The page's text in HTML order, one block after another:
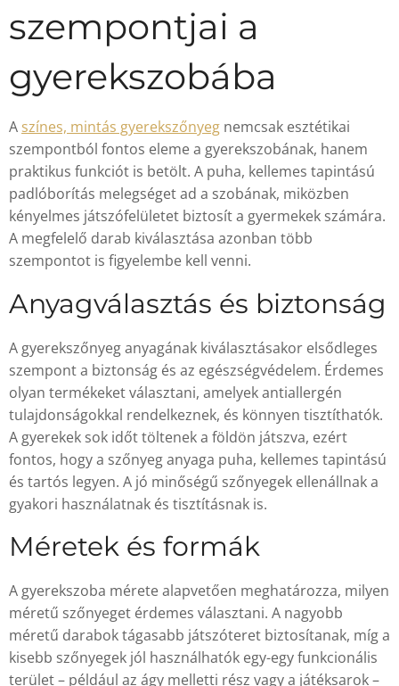
szempontjai a
gyerekszobába
A színes, mintás gyerekszőnyeg nemcsak esztétikai
szempontból fontos eleme a gyerekszobának, hanem
praktikus funkciót is betölt. A puha, kellemes tapintású
padlóborítás melegséget ad a szobának, miközben
kényelmes játszófelületet biztosít a gyermekek számára.
A megfelelő darab kiválasztása azonban több
szempontot is figyelembe kell venni.
Anyagválasztás és biztonság
A gyerekszőnyeg anyagának kiválasztásakor elsődleges
szempont a biztonság és az egészségvédelem. Érdemes
olyan termékeket választani, amelyek antiallergén
tulajdonságokkal rendelkeznek, és könnyen tisztíthatók.
A gyerekek sok időt töltenek a földön játszva, ezért
fontos, hogy a szőnyeg anyaga puha, kellemes tapintású
és tartós legyen. A jó minőségű szőnyegek ellenállnak a
gyakori használatnak és tisztításnak is.
Méretek és formák
A gyerekszoba mérete alapvetően meghatározza, milyen
méretű szőnyeget érdemes választani. A nagyobb
méretű darabok tágasabb játszóteret biztosítanak, míg a
kisebb szőnyegek jól használhatók egy-egy funkcionális
terület – például az ágy melletti rész vagy a játéksarok –